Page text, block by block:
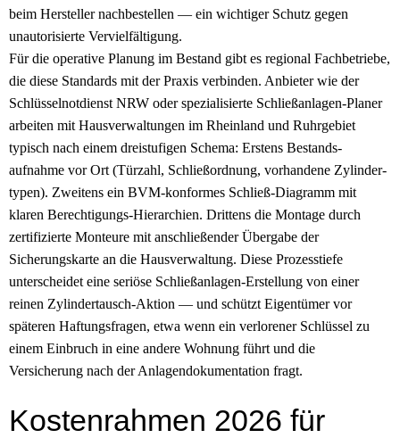
beim Hersteller nachbestellen — ein wichtiger Schutz gegen
unautorisierte Vervielfältigung.
Für die operative Planung im Bestand gibt es regional Fachbetriebe,
die diese Standards mit der Praxis verbinden. Anbieter wie der
Schlüsselnotdienst NRW oder spezialisierte Schließ­anlagen-Planer
arbeiten mit Hausverwaltungen im Rheinland und Ruhrgebiet
typisch nach einem dreistufigen Schema: Erstens Bestands­
aufnahme vor Ort (Türzahl, Schließ­ordnung, vorhandene Zylinder­
typen). Zweitens ein BVM-konformes Schließ-Diagramm mit
klaren Berechtigungs-Hierarchien. Drittens die Montage durch
zertifizierte Monteure mit anschließender Übergabe der
Sicherungskarte an die Hausverwaltung. Diese Prozess­tiefe
unterscheidet eine seriöse Schließ­anlagen-Erstellung von einer
reinen Zylinder­tausch-Aktion — und schützt Eigentümer vor
späteren Haftungs­fragen, etwa wenn ein verlorener Schlüssel zu
einem Einbruch in eine andere Wohnung führt und die
Versicherung nach der Anlagen­dokumentation fragt.
Kostenrahmen 2026 für